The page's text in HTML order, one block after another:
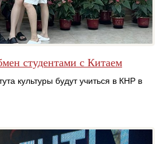
студентами с Китаем
культуры будут учиться в КНР в